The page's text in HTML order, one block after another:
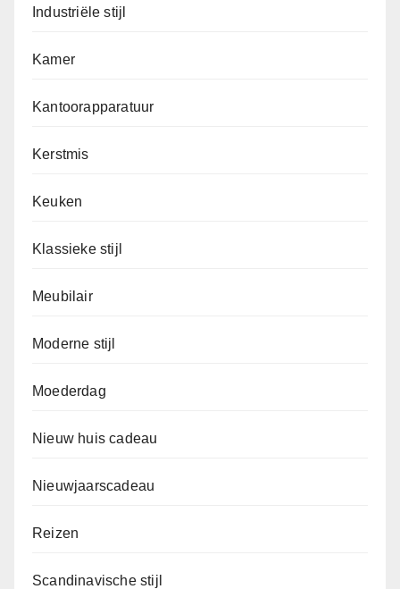
Industriële stijl
Kamer
Kantoorapparatuur
Kerstmis
Keuken
Klassieke stijl
Meubilair
Moderne stijl
Moederdag
Nieuw huis cadeau
Nieuwjaarscadeau
Reizen
Scandinavische stijl